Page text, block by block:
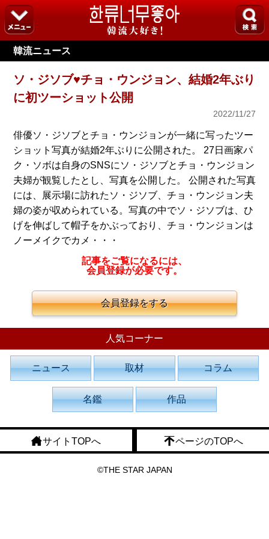
韓流ニュース
ソ・ジソブ♥チョ・ウンジョン、結婚2年ぶり
に初ツーショット公開
2022/11/27
俳優ソ・ジソブとチョ・ウンジョンが一緒に写ったツー
ショット写真が結婚2年ぶりに公開された。 27日画家パ
ク・ソボは自身のSNSにソ・ジソブとチョ・ウンジョン
夫婦が観覧したとし、写真を公開した。 公開された写真
には、展示場に訪れたソ・ジソブ、チョ・ウンジョン夫
婦の姿が収められている。写真の中でソ・ジソブは、ひ
げを伸ばして帽子をかぶっており、チョ・ウンジョンは
ノーメイクでカメ・・・
記事をご覧になるには、
会員登録が必要です。
会員登録をする
人気コーナー
ニュース 取材 コラム
名鑑 作品
サイトTOPへ ページのTOPへ
©THE STAR JAPAN